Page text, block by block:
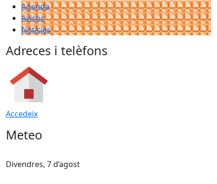
Agenda
Avisos
Notícies
Adreces i telèfons
Accedeix
Meteo
Divendres, 7 d’agost